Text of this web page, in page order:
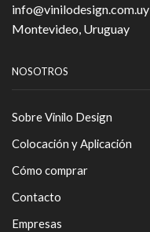
info@vinilodesign.com.uy
Montevideo, Uruguay
NOSOTROS
Sobre Vinilo Design
Colocación y Aplicación
Cómo comprar
Contacto
Empresas